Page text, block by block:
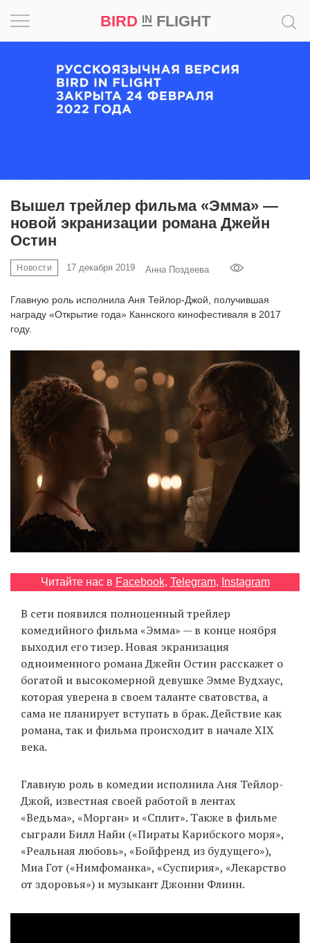
BIRD INFLIGHT
EN
UA
Вышел трейлер фильма «Эмма» —
новой экранизации романа Джейн
Остин
Новости 17 декабря 2019 Анна Поздеева
Главную роль исполнила Аня Тейлор-Джой, получившая
награду «Открытие года» Каннского кинофестиваля в 2017
году.
Читайте нас в Facebook, Telegram, Instagram
В сети появился полноценный трейлер
комедийного фильма «Эмма» — в конце ноября
выходил его тизер. Новая экранизация
одноименного романа Джейн Остин расскажет о
богатой и высокомерной девушке Эмме Вудхаус,
которая уверена в своем таланте сватовства, а
сама не планирует вступать в брак. Действие как
романа, так и фильма происходит в начале XIX
века.
Главную роль в комедии исполнила Аня Тейлор-
Джой, известная своей работой в лентах
«Ведьма», «Морган» и «Сплит». Также в фильме
сыграли Билл Найи («Пираты Карибского моря»,
«Реальная любовь», «Бойфренд из будущего»),
Миа Гот («Нимфоманка», «Суспирия», «Лекарство
от здоровья») и музыкант Джонни Флинн.